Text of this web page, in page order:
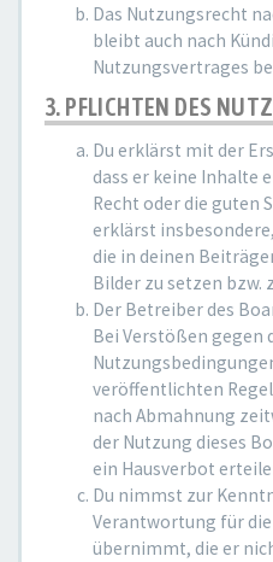
Das Nutzungsrecht
bleibt auch nach
Nutzungsvertrages
3. PFLICHTEN DES
Du erklärst mit der
dass er keine Inhalte
Recht oder die guten
erklärst
die in deinen
Bilder zu setzen bzw.
Der Betreiber des
Bei Verstößen gegen
veröffentlichten
nach Abmahnung
der Nutzung dieses
ein Hausverbot
Du nimmst zur
Verantwortung für
übernimmt, die er